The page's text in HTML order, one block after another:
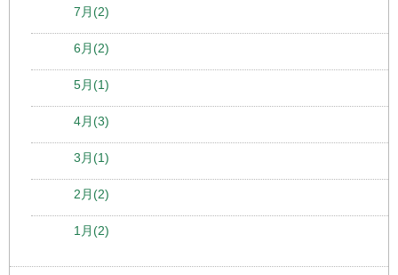
7月(2)
6月(2)
5月(1)
4月(3)
3月(1)
2月(2)
1月(2)